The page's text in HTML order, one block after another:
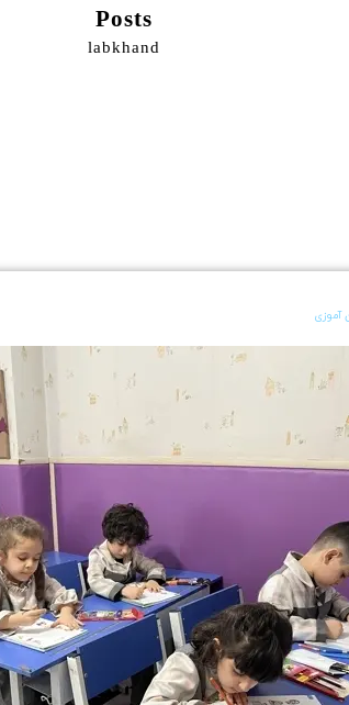
Posts
labkhand
آموزی